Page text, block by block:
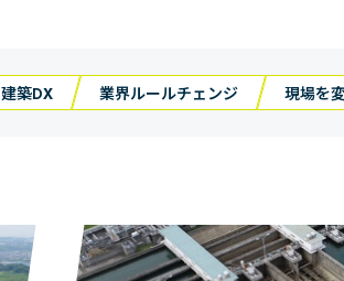
建築DX 業界ルールチェンジ 現場を